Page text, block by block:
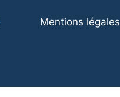
Mentions légales